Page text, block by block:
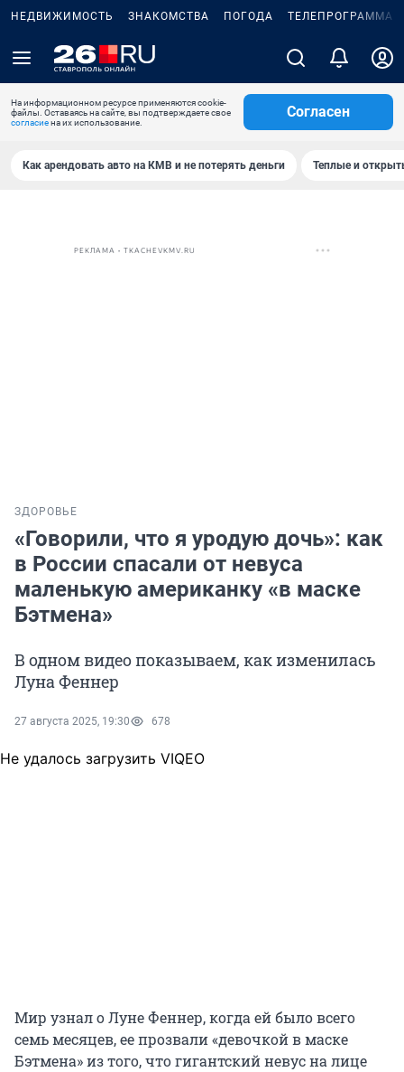
НЕДВИЖИМОСТЬ ЗНАКОМСТВА ПОГОДА ТЕЛЕПРОГРАММА
На информационном ресурсе применяются cookie-
файлы. Оставаясь на сайте, вы подтверждаете свое
согласиена их использование.
Согласен
Как арендовать авто на КМВ и не потерять деньги Теплые и
РЕКЛАМА • TKACHEVKMV.RU
ЗДОРОВЬЕ
«Говорили, что я уродую дочь»: как
в России спасали от невуса
маленькую американку «в маске
Бэтмена»
В одном видео показываем, как изменилась
Луна Феннер
27 августа 2025, 19:30 678
Не удалось загрузить VIQEO
Мир узнал о Луне Феннер, когда ей было всего
семь месяцев, ее прозвали «девочкой в маске
Бэтмена» из того, что гигантский невус на лице